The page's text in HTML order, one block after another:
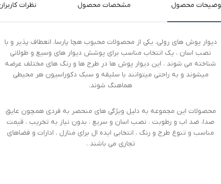
محصول مشخصات محصول نظرات
دیوار پوش های رولی، یکی از محصولات محبوب هچا پارسا، انعطاف پذیر و با
نصب اسان ، یک انتخاب مناسب برای پوشش دیوار های وسیع و طولانی
شناخته می شوند . این دیوار پوش ها در طرح ها و رنگ های مختلف عرضه
میشوند و به راحتی میتوانند با سلیقه و سبک دکوراسیون هر محیطی
هماهنگ شوند.
محصولات این مجموعه به دلیل ویژگی های منحصر به فردی همچون عایق
صدا، ضد اب و رطوبت ، نصب اسان و سریع ، بدون نیاز به تخریب ، قیمت
مناسب و تنوع طرح و رنگ ، انتخابی ایده ال برای منازل ، ادارات و فضاهای
تجاری می باشند .